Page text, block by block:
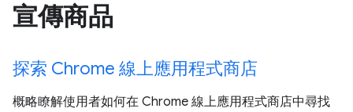
宣傳商品
探索 Chrome 線上應用程式商店
概略瞭解使用者如何在 Chrome 線上應用程式商店中尋找